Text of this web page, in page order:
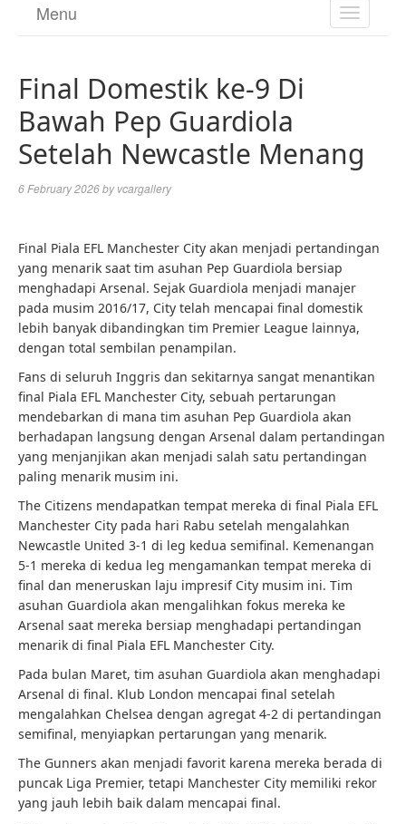
TOGGLE
Menu
Final Domestik ke-9 Di
Bawah Pep Guardiola
Setelah Newcastle Menang
6 February 2026by vcargallery
Final Piala EFL Manchester City akan menjadi pertandingan
yang menarik saat tim asuhan Pep Guardiola bersiap
menghadapi Arsenal. Sejak Guardiola menjadi manajer
pada musim 2016/17, City telah mencapai final domestik
lebih banyak dibandingkan tim Premier League lainnya,
dengan total sembilan penampilan.
Fans di seluruh Inggris dan sekitarnya sangat menantikan
final Piala EFL Manchester City, sebuah pertarungan
mendebarkan di mana tim asuhan Pep Guardiola akan
berhadapan langsung dengan Arsenal dalam pertandingan
yang menjanjikan akan menjadi salah satu pertandingan
paling menarik musim ini.
The Citizens mendapatkan tempat mereka di final Piala EFL
Manchester City pada hari Rabu setelah mengalahkan
Newcastle United 3-1 di leg kedua semifinal. Kemenangan
5-1 mereka di kedua leg mengamankan tempat mereka di
final dan meneruskan laju impresif City musim ini. Tim
asuhan Guardiola akan mengalihkan fokus mereka ke
Arsenal saat mereka bersiap menghadapi pertandingan
menarik di final Piala EFL Manchester City.
Pada bulan Maret, tim asuhan Guardiola akan menghadapi
Arsenal di final. Klub London mencapai final setelah
mengalahkan Chelsea dengan agregat 4-2 di pertandingan
semifinal, menyiapkan pertarungan yang menarik.
The Gunners akan menjadi favorit karena mereka berada di
puncak Liga Premier, tetapi Manchester City memiliki rekor
yang jauh lebih baik dalam mencapai final.